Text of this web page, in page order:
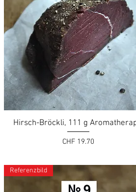
Hirsch-Bröckli, 111 g
Preis
CHF 19.70
Referenzbild